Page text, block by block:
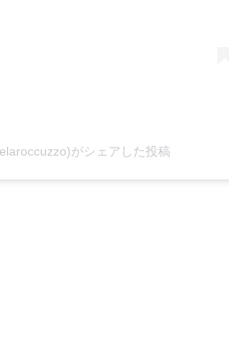
がシェアした投稿